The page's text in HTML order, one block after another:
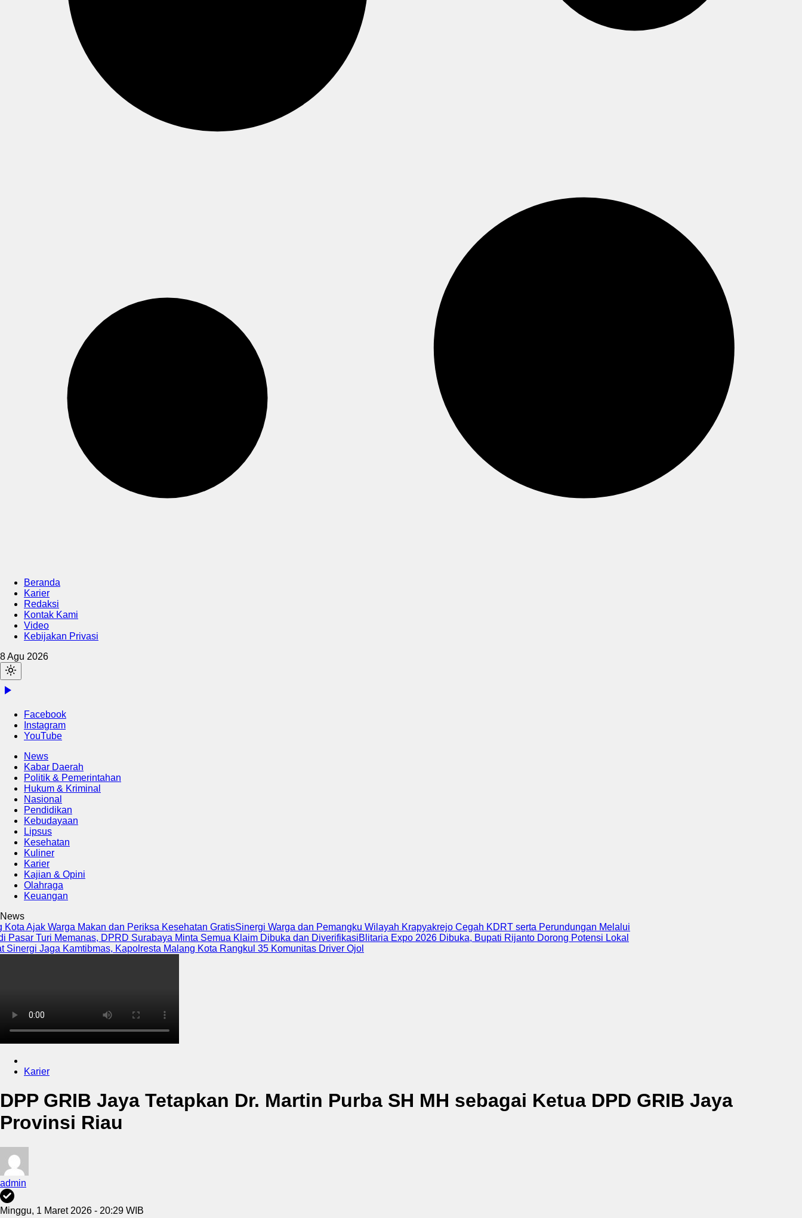
Beranda
Karier
Redaksi
Kontak Kami
Video
Kebijakan Privasi
8 Agu 2026
Facebook
Instagram
YouTube
News
Kabar Daerah
Politik & Pemerintahan
Hukum & Kriminal
Nasional
Pendidikan
Kebudayaan
Lipsus
Kesehatan
Kuliner
Karier
Kajian & Opini
Olahraga
Keuangan
News
Warga Makan dan Periksa Kesehatan GratisSinergi Warga dan Pemangku Wilayah Krapyakrejo Cegah KDRT serta Perundungan Melalui
Turi Memanas, DPRD Surabaya Minta Semua Klaim Dibuka dan DiverifikasiBlitaria Expo 2026 Dibuka, Bupati Rijanto Dorong Potensi Lokal
Jaga Kamtibmas, Kapolresta Malang Kota Rangkul 35 Komunitas Driver Ojol
Karier
DPP GRIB Jaya Tetapkan Dr. Martin Purba SH MH sebagai Ketua DPD GRIB Jaya
Provinsi Riau
admin
Minggu, 1 Maret 2026 - 20:29 WIB